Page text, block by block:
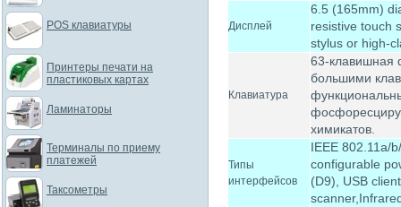
Дисплей
6.5 (165mm)
resistive touch
stylus or high-
Клавиатура
63-клавишная
большими
химикатов.
Типы
интерфейсов
IEEE 802.11a/
configurable
(D9), USB
POS клавиатуры
Принтеры печати на
пластиковых картах
Ламинаторы
Терминалы по приему
платежей
Таксометры